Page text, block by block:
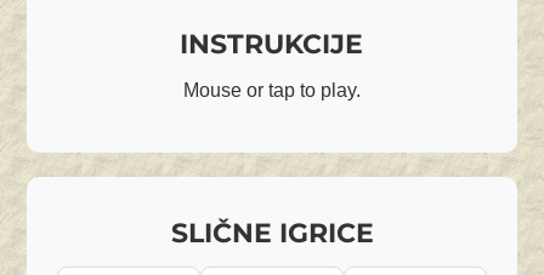
INSTRUKCIJE
Mouse or tap to play.
SLIČNE IGRICE